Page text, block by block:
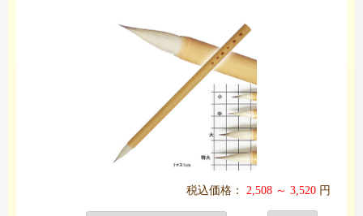
税込価格： 2,508 ～ 3,520 円